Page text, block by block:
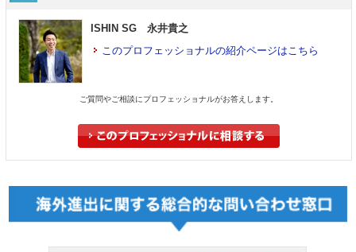
ISHIN SG 永井貴之
このプロフェッショナルの紹介ページはこちら
ご質問やご相談にプロフェッショナルがお答えします。